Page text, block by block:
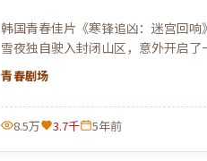
韩国青春佳片《寒锋追凶：迷宫回
雪夜独自驶入封闭山区，意外开启了
事件。
青春剧场
8.5万 3.7千 5年前